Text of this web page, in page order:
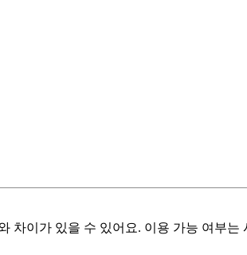
차이가 있을 수 있어요. 이용 가능 여부는